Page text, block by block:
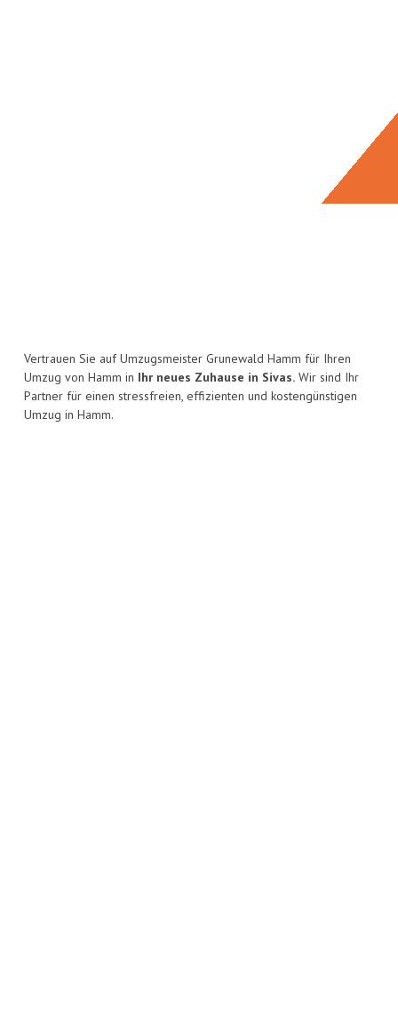
Vertrauen Sie auf Umzugsmeister Grunewald Hamm für Ihren
Umzug von Hamm in Ihr neues Zuhause in Sivas. Wir sind Ihr
Partner für einen stressfreien, effizienten und kostengünstigen
Umzug in Hamm.